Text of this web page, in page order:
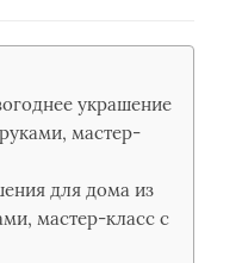
украшение
мастер-
для дома из
мастер-класс с